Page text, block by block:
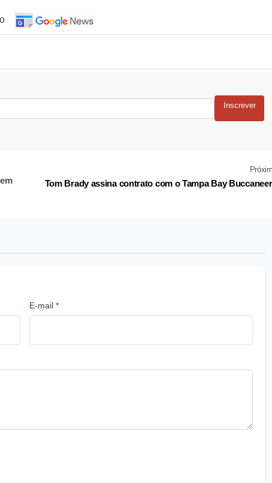
Inscrever
Tom Brady assina contrato com o Tampa Bay
E-mail *